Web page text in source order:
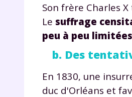
Son frère Charles
Le suffrage
peu à peu limitées
b. Des
En 1830, une
duc d'Orléans et